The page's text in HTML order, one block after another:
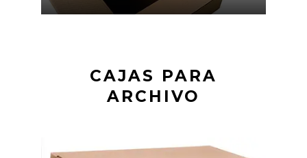
CAJAS PARA
ARCHIVO